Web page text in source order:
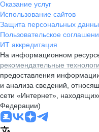
Оказание услуг
Использование сайтов
Защита персональных
Пользовательское
ИТ аккредитация
На информационном
рекомендательные
предоставления
и анализа сведений,
сети «Интернет»,
Федерации)